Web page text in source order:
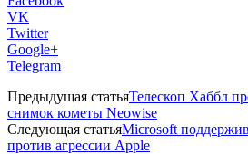
VK
Twitter
Google+
Telegram
Предыдущая статьяТелескоп Хаббл
снимок кометы Neowise
Следующая статьяMicrosoft
против агрессии Apple